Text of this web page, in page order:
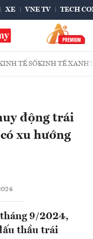
XE VNE TV TECH
TẾ SỐKINH TẾ XANH
động trái
xu hướng
9/2024,
thầu trái